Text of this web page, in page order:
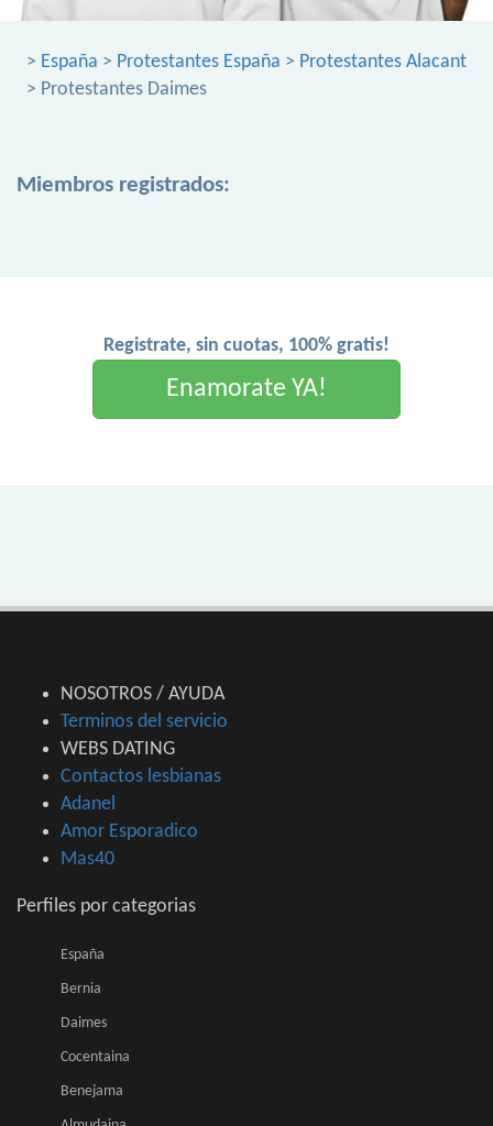
> España > Protestantes España > Protestantes Alacant
> Protestantes Daimes
Miembros registrados:
Registrate, sin cuotas, 100% gratis!
Enamorate YA!
NOSOTROS / AYUDA
Terminos del servicio
WEBS DATING
Contactos lesbianas
Adanel
Amor Esporadico
Mas40
Perfiles por categorias
España
Bernia
Daimes
Cocentaina
Benejama